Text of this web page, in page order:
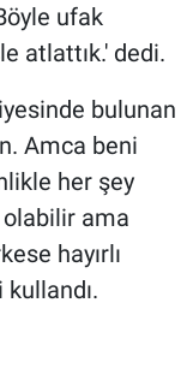
ufak
atlattık.' dedi.
bulunan
Amca beni
her şey
olabilir ama
hayırlı